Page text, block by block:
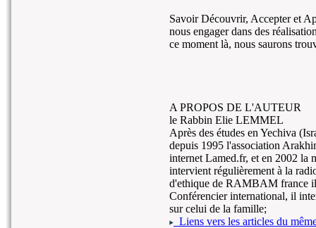
Savoir Découvrir, Accepter et
nous engager dans des
ce moment là, nous saurons
A PROPOS DE L'AUTEUR
le Rabbin Elie LEMMEL
Après des études en Yechiva
depuis 1995 l'association
internet Lamed.fr, et en 2002
intervient régulièrement à la
d'ethique de RAMBAM france
Conférencier international, il
sur celui de la famille;
Liens vers les articles du